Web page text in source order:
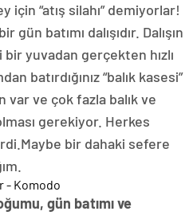
“atış silahı” demiyorlar!
gün batımı dalışıdır. Dalışın
yuvadan gerçekten hızlı
batırdığınız “balık kasesi”
var ve çok fazla balık ve
gerekiyor. Herkes
bir dahaki sefere
gün batımı ve